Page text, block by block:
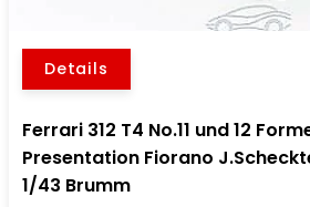
Details
Ferrari 312 T4 No.11 und 12
Presentation Fiorano
1/43 Brumm